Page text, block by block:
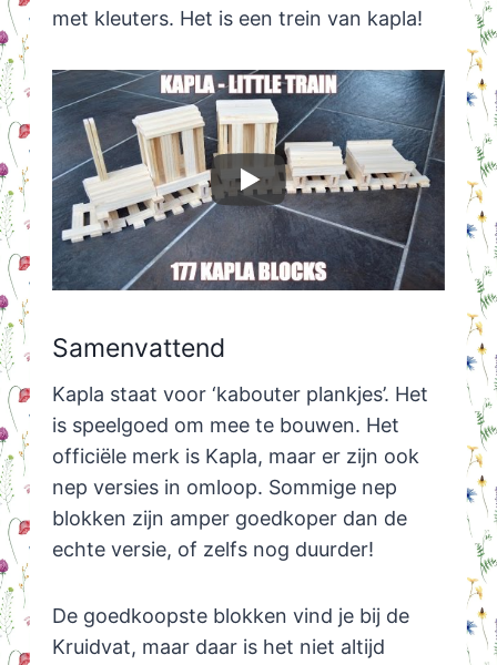
met kleuters. Het is een trein van kapla!
Samenvattend
Kapla staat voor ‘kabouter plankjes’. Het
is speelgoed om mee te bouwen. Het
officiële merk is Kapla, maar er zijn ook
nep versies in omloop. Sommige nep
blokken zijn amper goedkoper dan de
echte versie, of zelfs nog duurder!
De goedkoopste blokken vind je bij de
Kruidvat, maar daar is het niet altijd